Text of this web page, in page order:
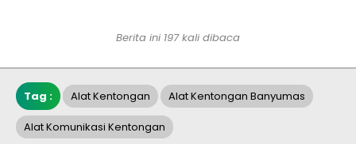
Berita ini 197 kali dibaca
Tag : Alat Kentongan Alat Kentongan Banyumas
Alat Komunikasi Kentongan